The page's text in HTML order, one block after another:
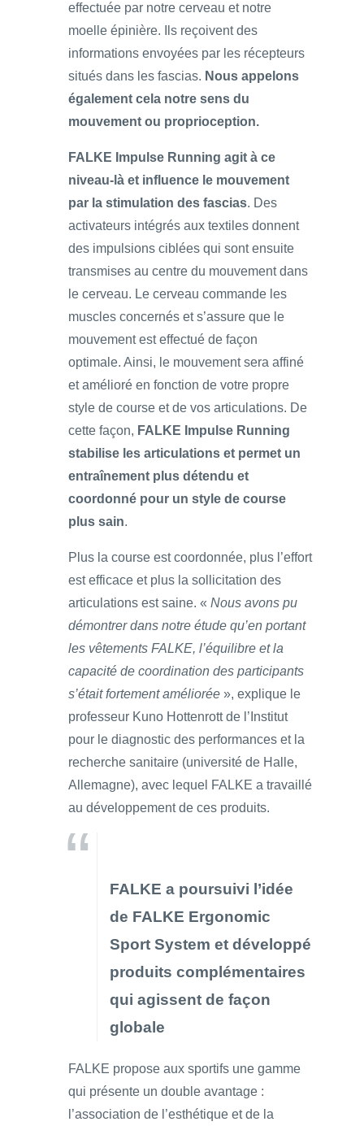
effectuée par notre cerveau et notre
moelle épinière. Ils reçoivent des
informations envoyées par les récepteurs
situés dans les fascias. Nous appelons
également cela notre sens du
mouvement ou proprioception.
FALKE Impulse Running agit à ce
niveau-là et influence le mouvement
par la stimulation des fascias. Des
activateurs intégrés aux textiles donnent
des impulsions ciblées qui sont ensuite
transmises au centre du mouvement dans
le cerveau. Le cerveau commande les
muscles concernés et s’assure que le
mouvement est effectué de façon
optimale. Ainsi, le mouvement sera affiné
et amélioré en fonction de votre propre
style de course et de vos articulations. De
cette façon, FALKE Impulse Running
stabilise les articulations et permet un
entraînement plus détendu et
coordonné pour un style de course
plus sain.
Plus la course est coordonnée, plus l’effort
est efficace et plus la sollicitation des
articulations est saine. « Nous avons pu
démontrer dans notre étude qu’en portant
les vêtements FALKE, l’équilibre et la
capacité de coordination des participants
s’était fortement améliorée », explique le
professeur Kuno Hottenrott de l’Institut
pour le diagnostic des performances et la
recherche sanitaire (université de Halle,
Allemagne), avec lequel FALKE a travaillé
au développement de ces produits.
FALKE a poursuivi l’idée
de FALKE Ergonomic
Sport System et développé
produits complémentaires
qui agissent de façon
globale
FALKE propose aux sportifs une gamme
qui présente un double avantage :
l’association de l’esthétique et de la